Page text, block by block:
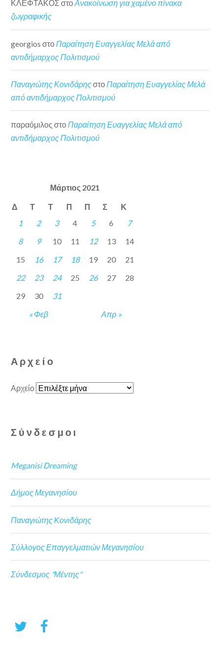
ΚΛΕΦΤΑΚΟΣ στοΑνακοίνωση για χαμένο πίνακα
ζωγραφικής
georgios στο Παραίτηση Ευαγγελίας Μελά από
αντιδήμαρχος Πολιτισμού
Παναγιώτης Κονιδάρηςστο Παραίτηση Ευαγγελίας Μελά
από αντιδήμαρχος Πολιτισμού
παραόμιλος στοΠαραίτηση Ευαγγελίας Μελά από
αντιδήμαρχος Πολιτισμού
Μάρτιος 2021
Δ Τ Τ Π Π Σ Κ
« Φεβ Απρ »
1 2 3 4 5 6
7
8
9 10 11 12 13
14
15
16 17 18 19 20
21
22
23 24 25 26 27
28
29
30 31
Αρχείο
Αρχείο
Σύνδεσμοι
Meganisi Dreaming
Δήμος Μεγανησίου
Παναγιώτης Κονιδάρης
Σύλλογος Επαγγελματιών Μεγανησίου
Σύνδεσμος "Μέντης"